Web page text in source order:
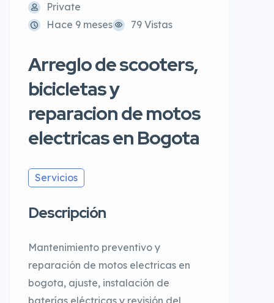
Private
Hace 9 meses
79 Vistas
Arreglo de scooters,
bicicletas y
reparacion de motos
electricas en Bogota
Servicios
Descripción
Mantenimiento preventivo y
reparación de motos electricas en
bogota, ajuste, instalación de
baterías eléctricas y revisión del